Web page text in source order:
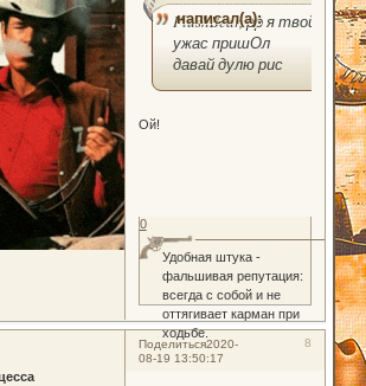
написал(а):
PlushBear, рр я твой
ужас пришОл
давай дулю рис
Ой!
Удобная штука -
фальшивая репутация:
всегда с собой и не
оттягивает карман при
ходьбе.
0
Поделиться 8
2020-
08-19 13:50:17